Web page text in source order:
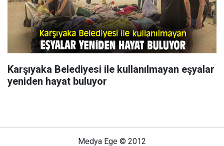
Karşıyaka Belediyesi ile kullanılmayan eşyalar
yeniden hayat buluyor
Medya Ege © 2012